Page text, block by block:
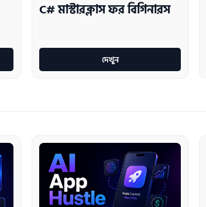
C# মাস্টারক্লাস ফর বিগিনারস
দেখুন